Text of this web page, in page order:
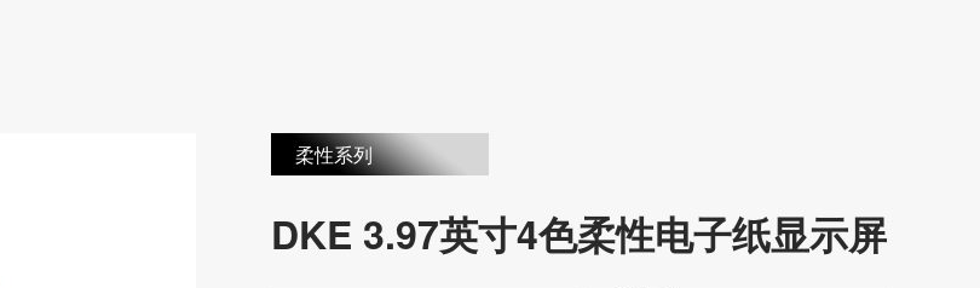
屏，也有新型OTFT基板的柔性电子纸显示屏，具备可弯折、轻薄耐撞击、刷 新速度快、
柔性系列
DKE 3.97英寸4色柔性电子纸显示屏